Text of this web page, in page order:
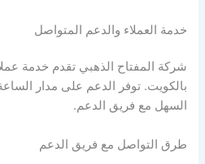
خدمة العملاء والدعم المتواصل
شركة المفتاح الذهبي تقدم خدمة
بالكويت. توفر الدعم على مدار
السهل مع فريق الدعم.
طرق التواصل مع فريق الدعم